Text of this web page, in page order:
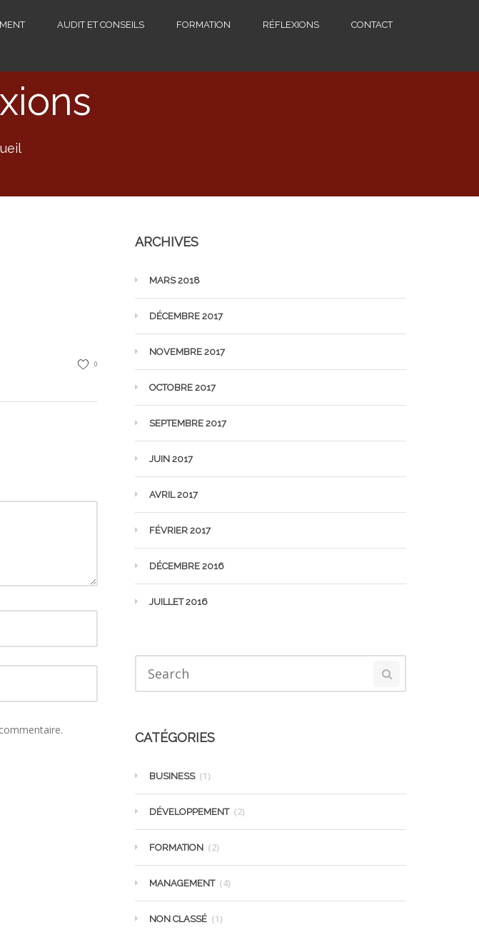
AUDIT ET CONSEILS FORMATION RÉFLEXIONS CONTACT
0
ARCHIVES
MARS 2018
DÉCEMBRE 2017
NOVEMBRE 2017
OCTOBRE 2017
SEPTEMBRE 2017
JUIN 2017
AVRIL 2017
FÉVRIER 2017
DÉCEMBRE 2016
JUILLET 2016
CATÉGORIES
BUSINESS (1)
DÉVELOPPEMENT (2)
FORMATION (2)
MANAGEMENT (4)
NON CLASSÉ (1)